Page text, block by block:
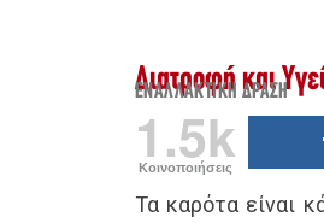
Διατροφή και
ΕΝΑΛΛΑΚΤΙΚΉ ΔΡΆΣΗ
1.5k
Κοινοποιήσεις
Τα καρότα είναι